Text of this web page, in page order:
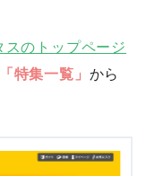
スのトップページ
「特集一覧」 から